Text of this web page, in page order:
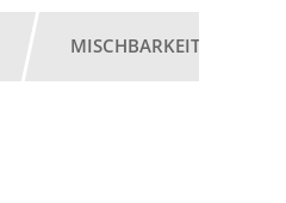
MISCHBARKEIT